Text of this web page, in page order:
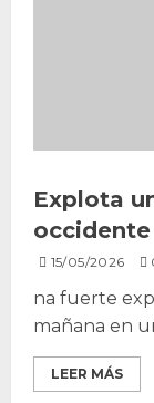
Explota
occidente
15/05/2026
na fuerte
mañana en
LEER MÁS